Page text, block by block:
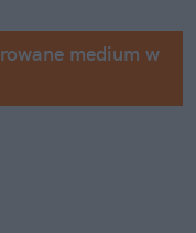
medium w